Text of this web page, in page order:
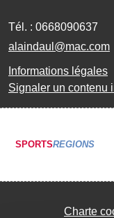
Tél. : 0668090637
alaindaul@mac.com
Informations légales
Signaler un contenu
SPORTSREGIONS
Charte